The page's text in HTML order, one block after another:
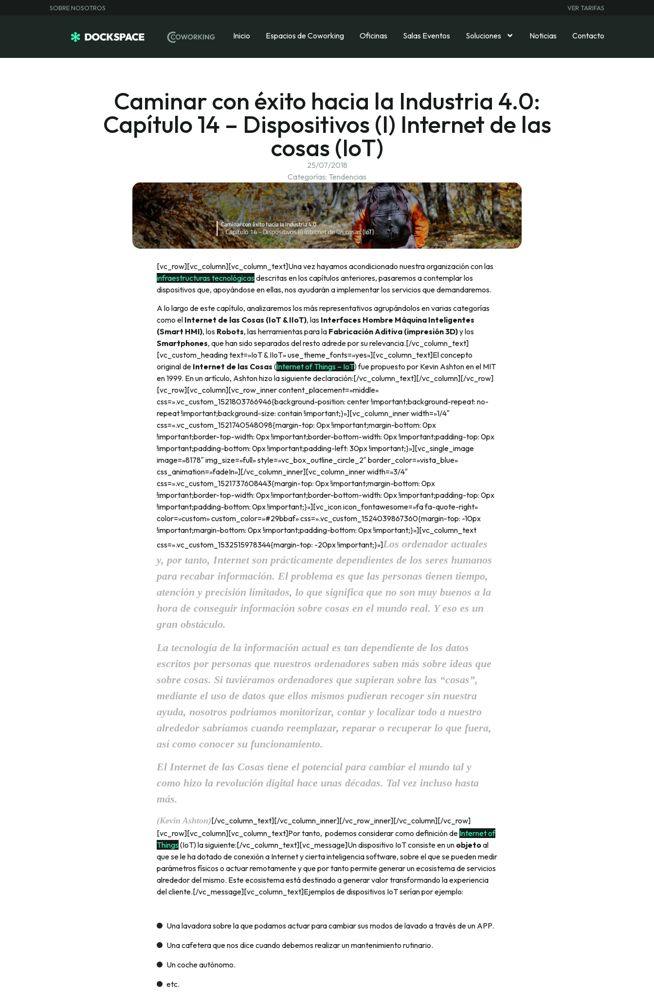
SOBRE NOSOTROS VER TARIFAS
Inicio Espacios de Coworking Oficinas Salas Eventos Soluciones Noticias Contacto
Caminar con éxito hacia la Industria 4.0:
Capítulo 14 – Dispositivos (I) Internet de las
cosas (IoT)
25/07/2018
Categorías: Tendencias
[vc_row][vc_column][vc_column_text]Una vez hayamos acondicionado nuestra organización con las
infraestructuras tecnológicas descritas en los capítulos anteriores, pasaremos a contemplar los
dispositivos que, apoyándose en ellas, nos ayudarán a implementar los servicios que demandaremos.
A lo largo de este capítulo, analizaremos los más representativos agrupándolos en varias categorías
como el Internet de las Cosas (IoT & IIoT), las Interfaces Hombre Máquina Inteligentes
(Smart HMI), los Robots, las herramientas para la Fabricación Aditiva (impresión 3D)y los
Smartphones, que han sido separados del resto adrede por su relevancia.[/vc_column_text]
[vc_custom_heading text=»IoT & IIoT» use_theme_fonts=»yes»][vc_column_text]El concepto
original de Internet de las Cosas (Internet of Things – IoT) fue propuesto por Kevin Ashton en el MIT
en 1999. En un artículo, Ashton hizo la siguiente declaración:[/vc_column_text][/vc_column][/vc_row]
[vc_row][vc_column][vc_row_inner content_placement=»middle»
css=».vc_custom_1521803766946{background-position: center !important;background-repeat: no-
repeat !important;background-size: contain !important;}»][vc_column_inner width=»1/4″
css=».vc_custom_1521740548098{margin-top: 0px !important;margin-bottom: 0px
!important;border-top-width: 0px !important;border-bottom-width: 0px !important;padding-top: 0px
!important;padding-bottom: 0px !important;padding-left: 30px !important;}»][vc_single_image
image=»8178″ img_size=»full» style=»vc_box_outline_circle_2″ border_color=»vista_blue»
css_animation=»fadeIn»][/vc_column_inner][vc_column_inner width=»3/4″
css=».vc_custom_1521737608443{margin-top: 0px !important;margin-bottom: 0px
!important;border-top-width: 0px !important;border-bottom-width: 0px !important;padding-top: 0px
!important;padding-bottom: 0px !important;}»][vc_icon icon_fontawesome=»fa fa-quote-right»
color=»custom» custom_color=»#29bbaf» css=».vc_custom_1524039867360{margin-top: -10px
!important;margin-bottom: 0px !important;padding-bottom: 0px !important;}»][vc_column_text
css=».vc_custom_1532515978344{margin-top: -20px !important;}»]Los ordenador actuales
y, por tanto, Internet son prácticamente dependientes de los seres humanos
para recabar información. El problema es que las personas tienen tiempo,
atención y precisión limitados, lo que significa que no son muy buenos a la
hora de conseguir información sobre cosas en el mundo real. Y eso es un
gran obstáculo.
La tecnología de la información actual es tan dependiente de los datos
escritos por personas que nuestros ordenadores saben más sobre ideas que
sobre cosas. Si tuviéramos ordenadores que supieran sobre las “cosas”,
mediante el uso de datos que ellos mismos pudieran recoger sin nuestra
ayuda, nosotros podríamos monitorizar, contar y localizar todo a nuestro
alrededor sabríamos cuando reemplazar, reparar o recuperar lo que fuera,
así como conocer su funcionamiento.
El Internet de las Cosas tiene el potencial para cambiar el mundo tal y
como hizo la revolución digital hace unas décadas. Tal vez incluso hasta
más.
(Kevin Ashton)[/vc_column_text][/vc_column_inner][/vc_row_inner][/vc_column][/vc_row]
[vc_row][vc_column][vc_column_text]Por tanto, podemos considerar como definición de Internet of
Things (IoT) la siguiente:[/vc_column_text][vc_message]Un dispositivo IoT consiste en un objetoal
que se le ha dotado de conexión a Internet y cierta inteligencia software, sobre el que se pueden medir
parámetros físicos o actuar remotamente y que por tanto permite generar un ecosistema de servicios
alrededor del mismo. Este ecosistema está destinado a generar valor transformando la experiencia
del cliente.[/vc_message][vc_column_text]Ejemplos de dispositivos IoT serían por ejemplo:
Una lavadora sobre la que podamos actuar para cambiar sus modos de lavado a través de un APP.
Una cafetera que nos dice cuando debemos realizar un mantenimiento rutinario.
Un coche autónomo.
etc.